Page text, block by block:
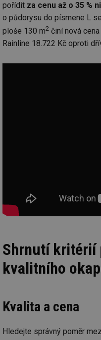
pořídit za cenu až o 35 %
o půdorysu do písmene L
ploše 130 m2 činí nová
Rainline 18.722 Kč oproti
Shrnutí kritérií
kvalitního
Kvalita a cena
Hledejte správný poměr